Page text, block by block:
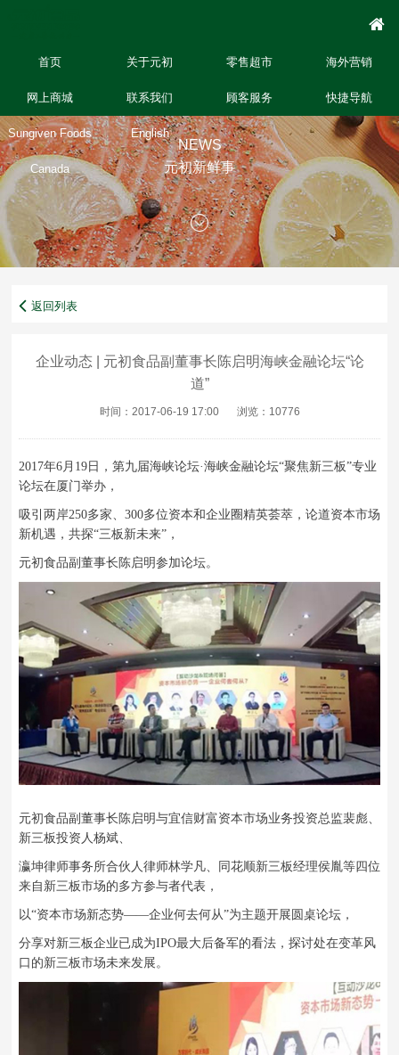
首页 关于元初 零售超市 海外营销
网上商城 联系我们 顾客服务 快捷导航
Sungiven Foods
Canada
English
NEWS
元初新鲜事
返回列表
企业动态 | 元初食品副董事长陈启明海峡金融论坛“论
道”
时间：2017-06-19 17:00 浏览：10776
2017年6月19日，第九届海峡论坛·海峡金融论坛“聚焦新三板”专业
论坛在厦门举办，
吸引两岸250多家、300多位资本和企业圈精英荟萃，论道资本市场
新机遇，共探“三板新未来”，
元初食品副董事长陈启明参加论坛。
元初食品副董事长陈启明与宜信财富资本市场业务投资总监裴彪、
新三板投资人杨斌、
瀛坤律师事务所合伙人律师林学凡、
同花顺新三板经理侯胤等四位
来自新三板市场的多方参与者代表，
以“资本市场新态势——企业何去何从”为主题开展圆桌论坛，
分享对新三板企业已成为IPO最大后备军的看法，探讨处在变革风
口的新三板市场未来发展。